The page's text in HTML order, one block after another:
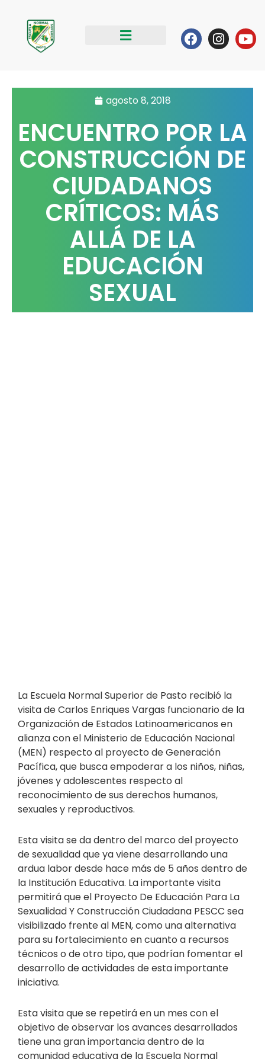
contenido
Facebook
agosto 8, 2018
ENCUENTRO POR LA
CONSTRUCCIÓN DE
CIUDADANOS
CRÍTICOS: MÁS
ALLÁ DE LA
EDUCACIÓN
SEXUAL
La Escuela Normal Superior de Pasto recibió la
visita de Carlos Enriques Vargas funcionario de la
Organización de Estados Latinoamericanos en
alianza con el Ministerio de Educación Nacional
(MEN) respecto al proyecto de Generación
Pacífica, que busca empoderar a los niños, niñas,
jóvenes y adolescentes respecto al
reconocimiento de sus derechos humanos,
sexuales y reproductivos.
Esta visita se da dentro del marco del proyecto
de sexualidad que ya viene desarrollando una
ardua labor desde hace más de 5 años dentro de
la Institución Educativa. La importante visita
permitirá que el Proyecto De Educación Para La
Sexualidad Y Construcción Ciudadana PESCC sea
visibilizado frente al MEN, como una alternativa
para su fortalecimiento en cuanto a recursos
técnicos o de otro tipo, que podrían fomentar el
desarrollo de actividades de esta importante
iniciativa.
Esta visita que se repetirá en un mes con el
objetivo de observar los avances desarrollados
tiene una gran importancia dentro de la
comunidad educativa de la Escuela Normal